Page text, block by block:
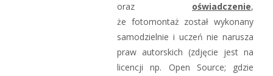
oraz oświadczenie,
że fotomontaż został wykonany
samodzielnie i uczeń nie narusza
praw autorskich (zdjęcie jest na
licencji np. Open Source; gdzie